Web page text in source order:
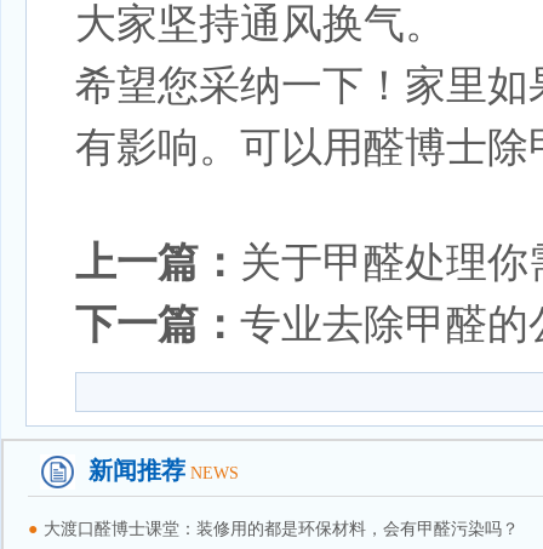
大家坚持通风换气。
希望您采纳一下！家里
有影响。可以用醛博士除
上一篇： 关于甲醛处理
下一篇： 专业去除甲醛的
新闻推荐 NEWS
● 大渡口醛博士课堂：装修用的都是环保材料，会有甲醛污染吗？